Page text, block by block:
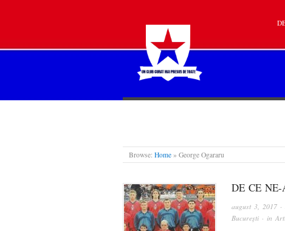
STEAUA LIBERĂ
Browse: Home » George Ogararu
DE CE NE-
august 3, 2017
București · in